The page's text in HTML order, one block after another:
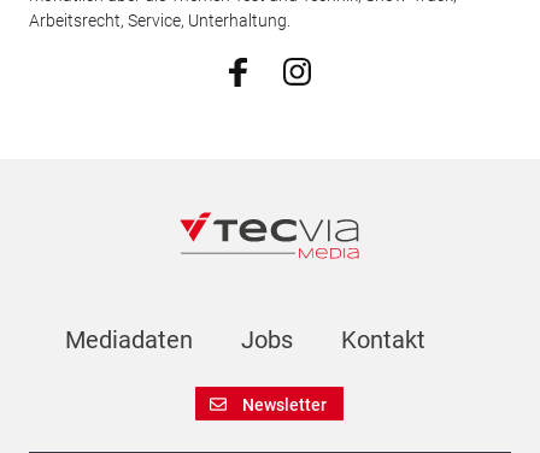
Arbeitsrecht, Service, Unterhaltung.
Mediadaten Jobs Kontakt
Newsletter